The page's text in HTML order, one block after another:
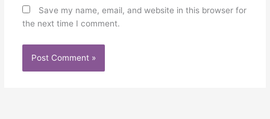
Save my name, email, and website in this browser for
the next time I comment.